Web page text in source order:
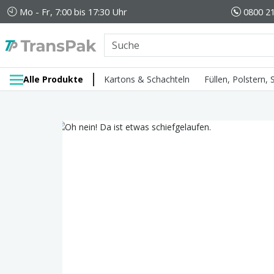
Mo - Fr, 7:00 bis 17:30 Uhr 0800
Alle Produkte Kartons & Schachteln Füllen, Polstern,